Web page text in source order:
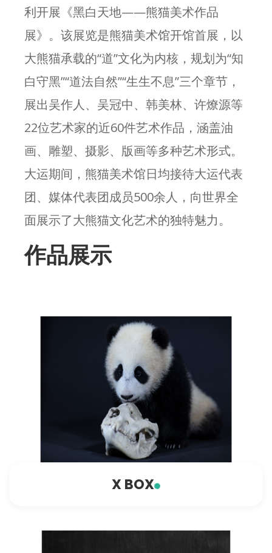
利开展《黑白天地——熊猫美术作品
展》。该展览是熊猫美术馆开馆首展，以
大熊猫承载的“道”文化为内核，规划为“知
白守黑”“道法自然”“生生不息”三个章节，
展出吴作人、吴冠中、韩美林、许燎源等
22位艺术家的近60件艺术作品，涵盖油
画、雕塑、摄影、版画等多种艺术形式。
大运期间，熊猫美术馆日均接待大运代表
团、媒体代表团成员500余人，向世界全
面展示了大熊猫文化艺术的独特魅力。
作品展示
X BOX